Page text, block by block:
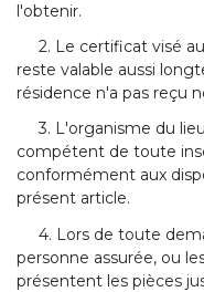
l'obtenir.
2. Le certificat visé
reste valable aussi
résidence n'a pas reçu
3. L'organisme du
compétent de toute
conformément aux
présent article.
4. Lors de toute
personne assurée, ou
présentent les pièces